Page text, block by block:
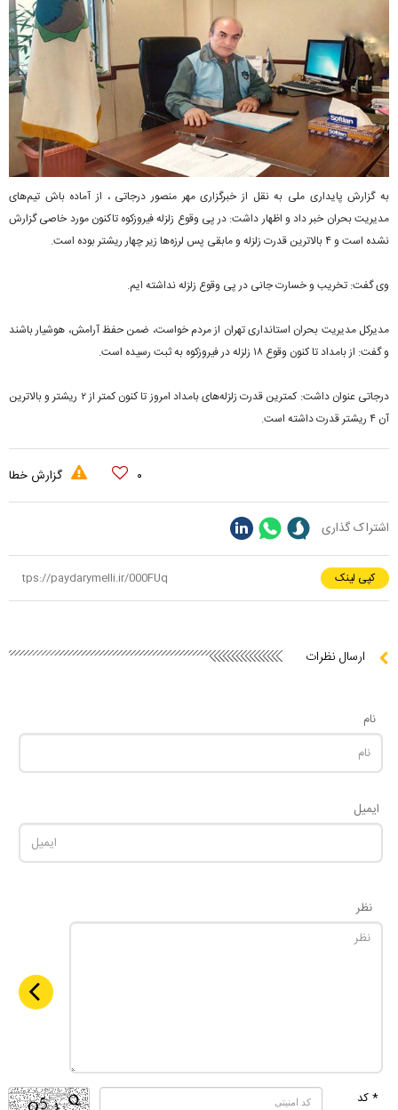
به گزارش پایداری ملی به نقل از خبرگزاری مهر منصور درجاتی ، از آماده باش تیم‌های
مدیریت بحران خبر داد و اظهار داشت: در پی وقوع زلزله فیروزکوه تاکنون مورد خاصی گزارش
نشده است و ۴ بالاترین قدرت زلزله و مابقی پس لرزه‌ها زیر چهار ریشتر بوده است.
وی گفت: تخریب و خسارت جانی در پی وقوع زلزله نداشته ایم.
مدیرکل مدیریت بحران استانداری تهران از مردم خواست، ضمن حفظ آرامش، هوشیار باشند
و گفت: از بامداد تا کنون وقوع ۱۸ زلزله در فیروزکوه به ثبت رسیده است.
درجاتی عنوان داشت: کمترین قدرت زلزله‌های بامداد امروز تا کنون کمتر از ۲ ریشتر و بالاترین
آن ۴ ریشتر قدرت داشته است.
۰ گزارش خطا
اشتراک گذاری
کپی لینک
ارسال نظرات
نام
ایمیل
نظر
* کد